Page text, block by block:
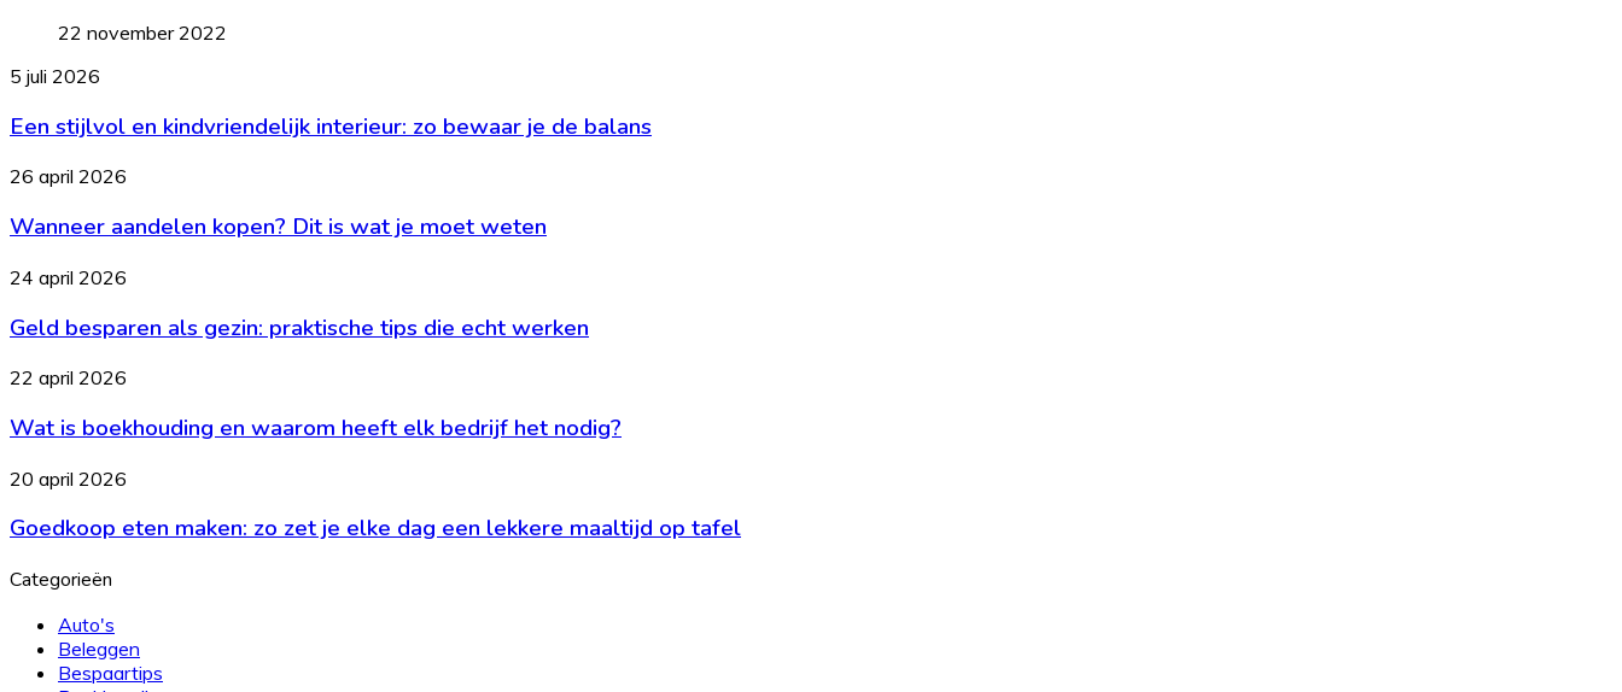
22 november 2022
Een
en
interieur:
bewaar
je
de
balans
5 juli 2026
Een stijlvol en kindvriendelijk interieur: zo bewaar je de balans
Wanneer
kopen?
is
je
moet
weten
26 april 2026
Wanneer aandelen kopen? Dit is wat je moet weten
Geld
als
praktische
die
echt
werken
24 april 2026
Geld besparen als gezin: praktische tips die echt werken
Wat
boekhouding
waarom
heeft
elk
bedrijf
het
nodig?
22 april 2026
Wat is boekhouding en waarom heeft elk bedrijf het nodig?
Goedkoop
maken:
zet
elke
dag
een
20 april 2026
Goedkoop eten maken: zo zet je elke dag een lekkere maaltijd op tafel
Categorieën
Auto's
Beleggen
Bespaartips